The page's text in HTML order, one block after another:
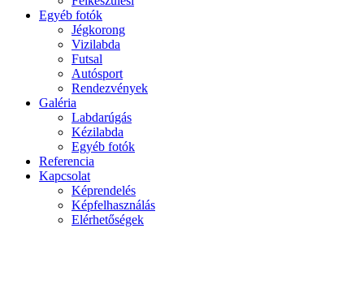
Egyéb fotók
Jégkorong
Vizilabda
Futsal
Autósport
Rendezvények
Galéria
Labdarúgás
Kézilabda
Egyéb fotók
Referencia
Kapcsolat
Képrendelés
Képfelhasználás
Elérhetőségek